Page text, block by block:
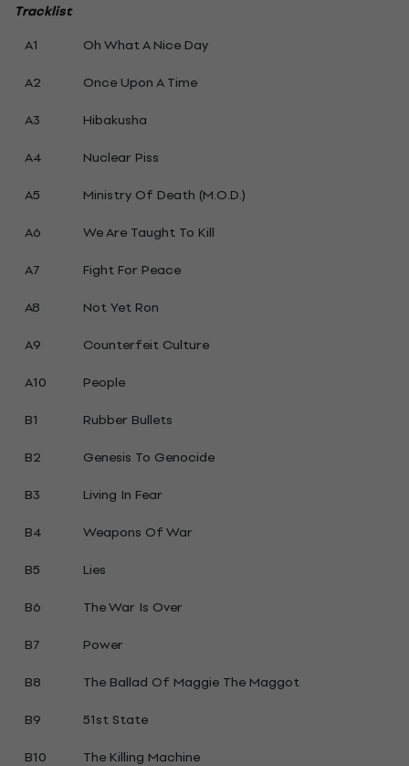
Tracklist
A1
Oh What A Nice Day
A2
Once Upon A Time
A3
Hibakusha
A4
Nuclear Piss
A5
Ministry Of Death (M.O.D.)
A6
We Are Taught To Kill
A7
Fight For Peace
A8
Not Yet Ron
A9
Counterfeit Culture
A10
People
B1
Rubber Bullets
B2
Genesis To Genocide
B3
Living In Fear
B4
Weapons Of War
B5
Lies
B6
The War Is Over
B7
Power
B8
The Ballad Of Maggie The Maggot
B9
51st State
B10
The Killing Machine